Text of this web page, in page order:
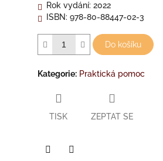
Rok vydání: 2022
ISBN: 978-80-88447-02-3
Do košíku
Kategorie: Praktická pomoc
TISK ZEPTAT SE